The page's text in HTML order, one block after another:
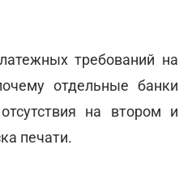
требований на
отдельные банки
на втором и
печати.